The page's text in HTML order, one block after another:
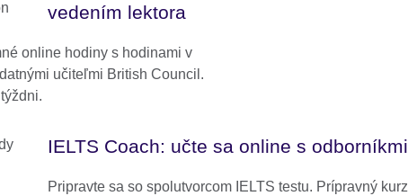
vedením lektora
online hodiny s hodinami v
učiteľmi British Council.
IELTS Coach: učte sa online s odborníkmi
Pripravte sa so spolutvorcom IELTS testu. Prípravný kurz